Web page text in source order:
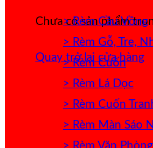
Chưa có sản phẩm
Quay trở lại cửa hàng
> Rèm Cầu Vồng
> Rèm Gỗ, Tre,
> Rèm Cuốn
> Rèm Lá Dọc
> Rèm Cuốn
> Rèm Màn Sáo